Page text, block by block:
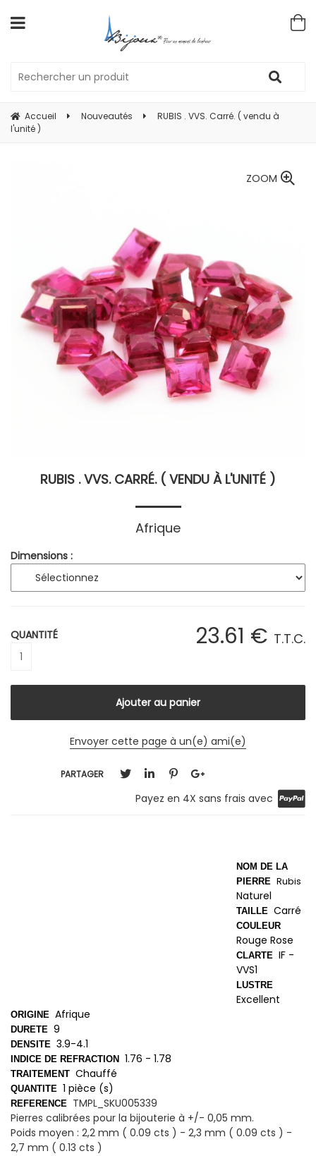
Accueil Nouveautés
RUBIS . VVS. Carré. ( vendu à
l'unité )
ZOOM
RUBIS . VVS. CARRÉ. ( VENDU À L'UNITÉ )
Afrique
Dimensions :
23.61 € T.T.C.
QUANTITÉ
Envoyer cette page à un(e) ami(e)
PARTAGER
Payez en 4X sans frais avec
NOM DE LA
PIERRE Rubis
Naturel
TAILLE Carré
COULEUR
Rouge Rose
CLARTE IF -
VVS1
LUSTRE
Excellent
ORIGINE Afrique
DURETE 9
DENSITE 3.9-4.1
INDICE DE REFRACTION 1.76 - 1.78
TRAITEMENT Chauffé
QUANTITE 1 pièce (s)
REFERENCE TMPL_SKU005339
Pierres calibrées pour la bijouterie à +/- 0,05 mm.
Poids moyen : 2,2 mm ( 0.09 cts ) - 2,3 mm ( 0.09 cts ) -
2,7 mm ( 0.13 cts )